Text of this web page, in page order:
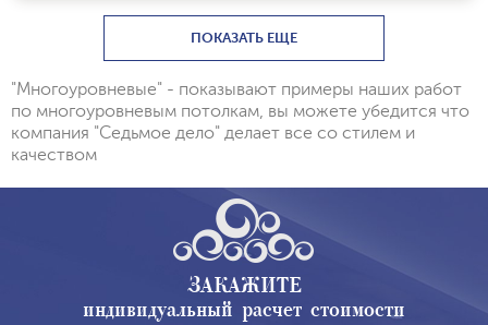
ПОКАЗАТЬ ЕЩЕ
"Многоуровневые" - показывают примеры наших работ
по многоуровневым потолкам, вы можете убедится что
компания "Седьмое дело" делает все со стилем и
качеством
ЗАКАЖИТЕ
индивидуальный расчет стоимости